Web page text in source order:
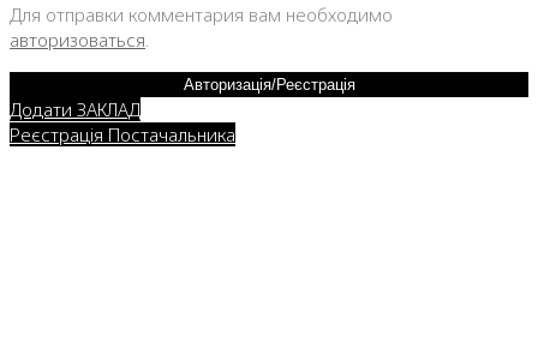
Для отправки комментария вам необходимо
авторизоваться
Авторизація/Реєстрація
Додати ЗАКЛАД
Реєстрація Постачальника